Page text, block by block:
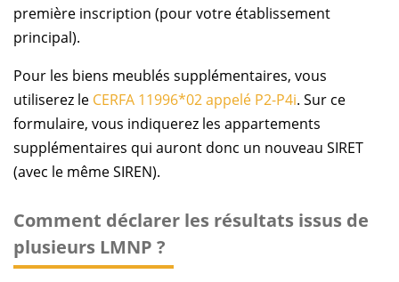
première inscription (pour votre établissement
principal).
Pour les biens meublés supplémentaires, vous
utiliserez le CERFA 11996*02 appelé P2-P4i. Sur ce
formulaire, vous indiquerez les appartements
supplémentaires qui auront donc un nouveau SIRET
(avec le même SIREN).
Comment déclarer les résultats issus de
plusieurs LMNP ?